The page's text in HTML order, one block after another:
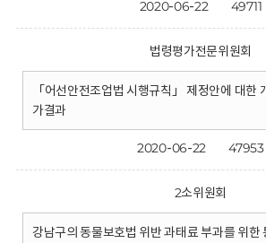
2020-06-22 49711
법령평가전문위원회
「어선안전조업법 시행규칙」 제정안에 대한
가결과
2020-06-22 47953
2소위원회
강남구의 동물보호법 위반 과태료 부과를 위한